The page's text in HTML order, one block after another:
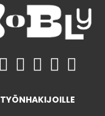
TYÖNHAKIJOILLE